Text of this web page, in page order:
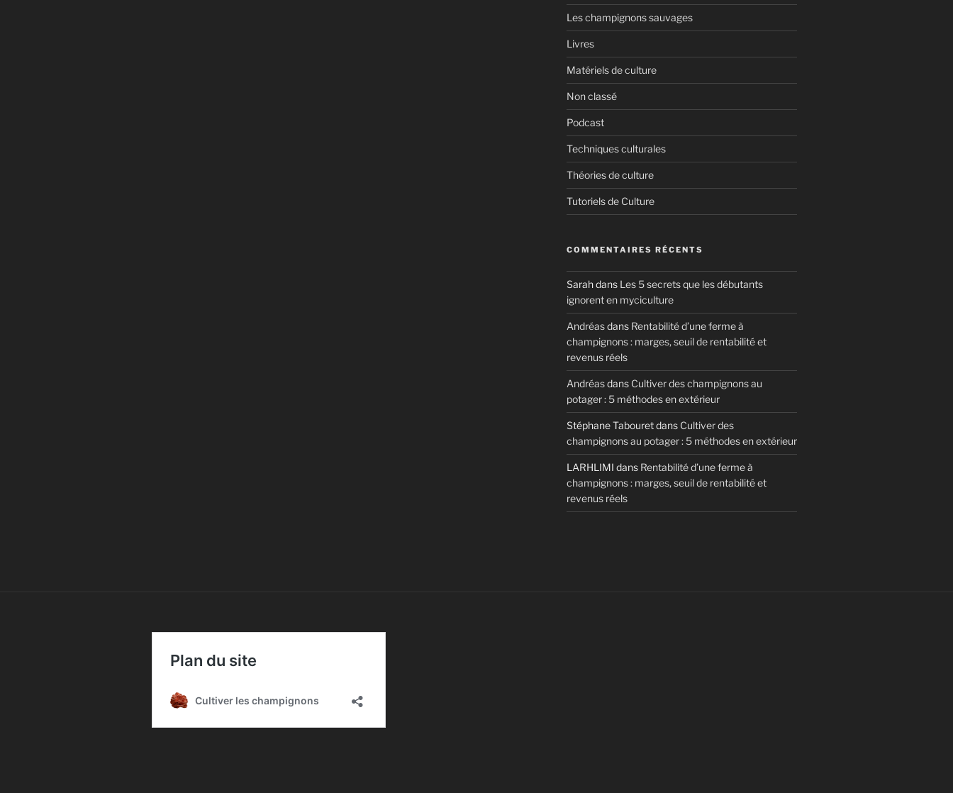
Les champignons sauvages
Livres
Matériels de culture
Non classé
Podcast
Techniques culturales
Théories de culture
Tutoriels de Culture
COMMENTAIRES RÉCENTS
Sarahdans Les 5 secrets que les débutants
ignorent en myciculture
Andréasdans Rentabilité d’une ferme à
champignons : marges, seuil de rentabilité et
revenus réels
Andréasdans Cultiver des champignons au
potager : 5 méthodes en extérieur
Stéphane Tabouretdans Cultiver des
champignons au potager : 5 méthodes en extérieur
LARHLIMI dans Rentabilité d’une ferme à
champignons : marges, seuil de rentabilité et
revenus réels